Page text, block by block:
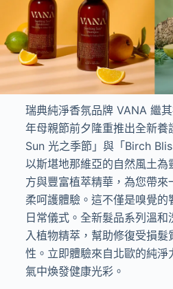
瑞典純淨香氛品牌 VANA 繼
年母親節前夕隆重推出全新
Sun 光之季節」與「Birch
以斯堪地那維亞的自然風土為
方與豐富植萃精華，為您帶來
柔呵護體驗。這不僅是嗅覺的
日常儀式。全新髮品系列溫
入植物精萃，幫助修復受損
性。立即體驗來自北歐的純淨
氣中煥發健康光彩。